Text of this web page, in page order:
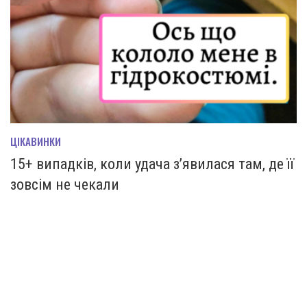
ЦІКАВИНКИ
15+ випадків, коли удача з’явилася там, де її
зовсім не чекали